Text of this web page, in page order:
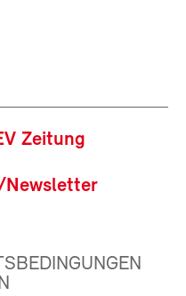
Zeitung
Newsletter